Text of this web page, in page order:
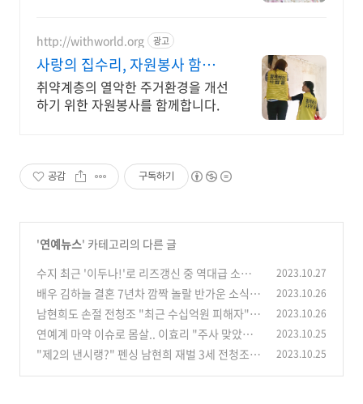
http://withworld.org 광고
사랑의 집수리, 자원봉사 함께웃
는세상 만들기
취약계층의 열악한 주거환경을 개선
하기 위한 자원봉사를 함께합니다.
공감 구독하기
'연예뉴스' 카테고리의 다른 글
수지 최근 '이두나!'로 리즈갱신 중 역대급 소식
전하자 팬들 환호
(0)
2023.10.27
배우 김하늘 결혼 7년차 깜짝 놀랄 반가운 소식
전하자 축하 이어져
(0)
2023.10.26
남현희도 손절 전청조 "최근 수십억원 피해자"
과거 폭로에 이어 충격적인 폭로
(0)
2023.10.26
연예계 마약 이슈로 몸살.. 이효리 "주사 맞았다"
깜짝 고백에 모두 놀라
(0)
2023.10.25
"제2의 낸시랭?" 펜싱 남현희 재벌 3세 전청조
2023.10.25